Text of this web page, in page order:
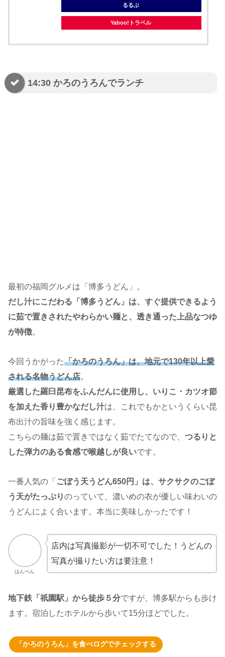
Yahoo!トラベル
14:30 かろのうろんでランチ
最初の福岡グルメは「博多うどん」。
だし汁にこだわる「博多うどん」は、すぐ提供できるよう
に茹で置きされたやわらかい麺と、透き通った上品なつゆ
が特徴。
今回うかがった「かろのうろん」は、地元で130年以上愛
される名物うどん店。
厳選した羅臼昆布をふんだんに使用し、いりこ・カツオ節
を加えた香り豊かなだし汁は、これでもかというくらい昆
布出汁の旨味を強く感じます。
こちらの麺は茹で置きではなく茹でたてなので、 つるりと
した弾力のある食感で喉越しが良いです。
一番人気の「 ごぼう天うどん650円」は、サクサクのごぼ
う天がたっぷりのっていて、濃いめの衣が優しい味わいの
うどんによく合います。本当に美味しかったです！
はんぺん
店内は写真撮影が一切不可でした！うどんの
写真が撮りたい方は要注意！
地下鉄「祇園駅」から徒歩５分ですが、博多駅からも歩け
ます。宿泊したホテルから歩いて15分ほどでした。
「かろのうろん」を食べログでチェックする